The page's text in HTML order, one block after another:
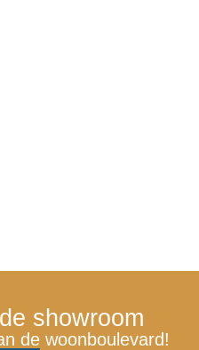
showroom
de woonboulevard!